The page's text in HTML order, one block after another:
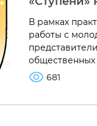
В рамках
работы с
общественных
681